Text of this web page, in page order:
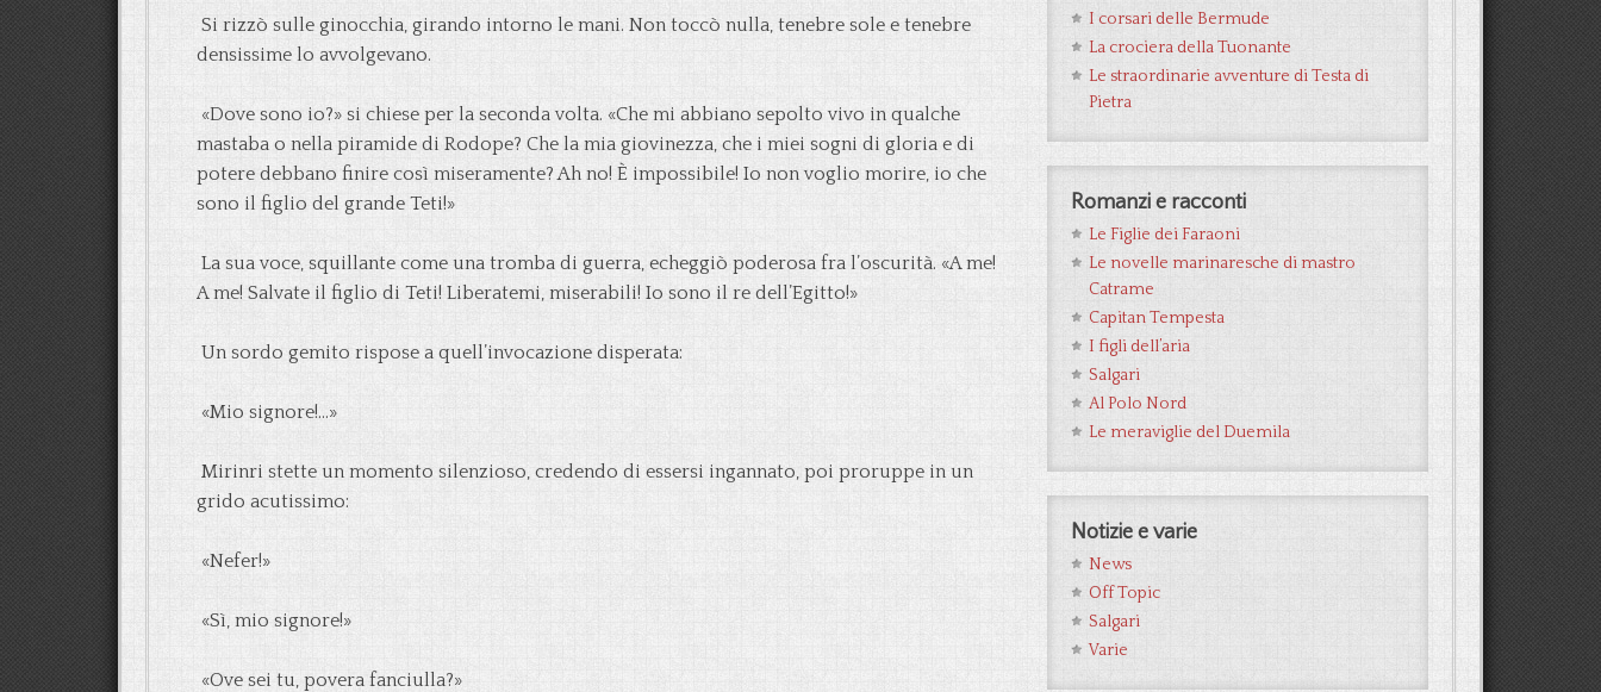
Si rizzò sulle ginocchia, girando intorno le mani. Non toccò nulla, tenebre sole e tenebre
densissime lo avvolgevano.
«Dove sono io?» si chiese per la seconda volta. «Che mi abbiano sepolto vivo in qualche
mastaba o nella piramide di Rodope? Che la mia giovinezza, che i miei sogni di gloria e di
potere debbano finire così miseramente? Ah no! È impossibile! Io non voglio morire, io che
sono il figlio del grande Teti!»
La sua voce, squillante come una tromba di guerra, echeggiò poderosa fra l’oscurità. «A me!
A me! Salvate il figlio di Teti! Liberatemi, miserabili! Io sono il re dell’Egitto!»
Un sordo gemito rispose a quell’invocazione disperata:
«Mio signore!…»
Mirinri stette un momento silenzioso, credendo di essersi ingannato, poi proruppe in un
grido acutissimo:
«Nefer!»
«Sì, mio signore!»
«Ove sei tu, povera fanciulla?»
I corsari delle Bermude
La crociera della Tuonante
Le straordinarie avventure di Testa di
Pietra
Romanzi e racconti
Le Figlie dei Faraoni
Le novelle marinaresche di mastro
Catrame
Capitan Tempesta
I figli dell’aria
Salgari
Al Polo Nord
Le meraviglie del Duemila
Notizie e varie
News
Off Topic
Salgari
Varie